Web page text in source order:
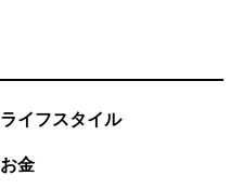
ライフスタイル
お金